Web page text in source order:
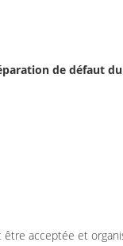
de défaut
acceptée et